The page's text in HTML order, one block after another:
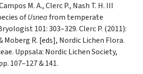
M. A., Clerc P., Nash T. H. III
ofUsneafrom temperate
101: 303–329. Clerc P. (2011):
Moberg R. [eds], Nordic Lichen Flora.
Uppsala: Nordic Lichen Society,
107–127 & 141.